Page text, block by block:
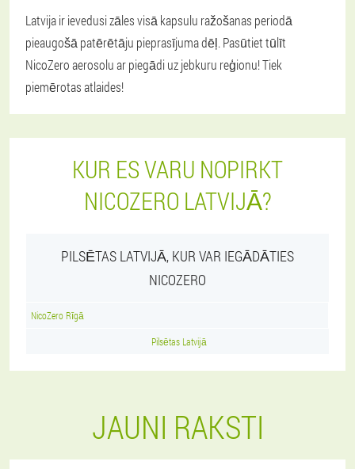
Latvija ir ievedusi zāles visā kapsulu ražošanas periodā
pieaugošā patērētāju pieprasījuma dēļ. Pasūtiet tūlīt
NicoZero aerosolu ar piegādi uz jebkuru reģionu! Tiek
piemērotas atlaides!
KUR ES VARU NOPIRKT
NICOZERO LATVIJĀ?
PILSĒTAS LATVIJĀ, KUR VAR IEGĀDĀTIES
NICOZERO
NicoZero Rīgā
Pilsētas Latvijā
JAUNI RAKSTI